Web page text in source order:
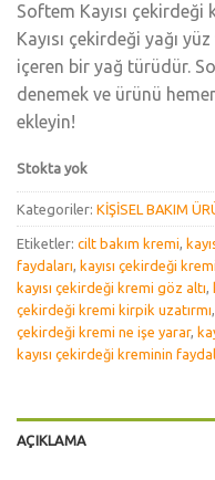
Softem Kayısı çekirdeği
Kayısı çekirdeği yağı
içeren bir yağ türüdür.
denemek ve ürünü
ekleyin!
Stokta yok
Kategoriler: KİŞİSEL BAKIM
Etiketler: cilt bakım kremi,
faydaları, kayısı çekirdeği
kayısı çekirdeği kremi göz altı,
çekirdeği kremi kirpik uzatırmı,
çekirdeği kremi ne işe yarar,
kayısı çekirdeği kreminin
AÇIKLAMA